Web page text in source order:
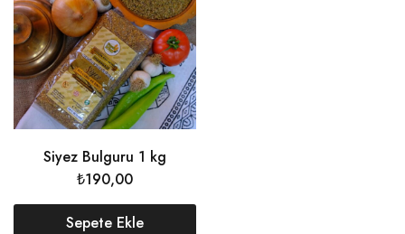
Siyez Bulguru 1 kg
₺190,00
Sepete Ekle